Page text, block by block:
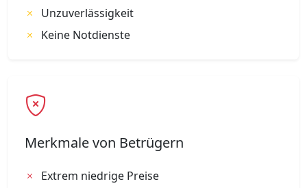
Unzuverlässigkeit
Keine Notdienste
Merkmale von Betrügern
Extrem niedrige Preise